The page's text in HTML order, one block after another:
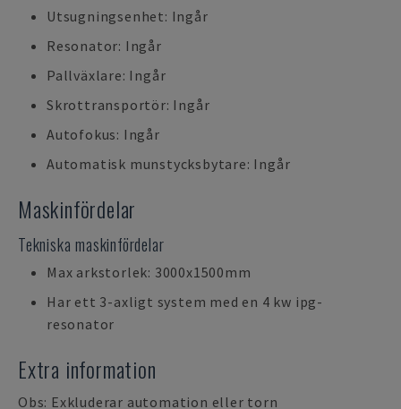
Utsugningsenhet: Ingår
Resonator: Ingår
Pallväxlare: Ingår
Skrottransportör: Ingår
Autofokus: Ingår
Automatisk munstycksbytare: Ingår
Maskinfördelar
Tekniska maskinfördelar
Max arkstorlek: 3000x1500mm
Har ett 3-axligt system med en 4 kw ipg-
resonator
Extra information
Obs: Exkluderar automation eller torn